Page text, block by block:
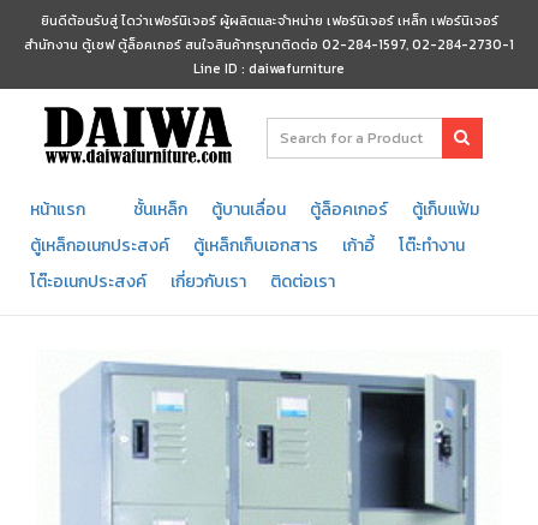
ยินดีต้อนรับสู่ ไดว่าเฟอร์นิเจอร์ ผู้ผลิตและจำหน่าย เฟอร์นิเจอร์ เหล็ก เฟอร์นิเจอร์
สำนักงาน ตู้เซฟ ตู้ล็อคเกอร์ สนใจสินค้ากรุณาติดต่อ 02-284-1597, 02-284-2730-1
Line ID : daiwafurniture
หน้าแรก ชั้นเหล็ก ตู้บานเลื่อน ตู้ล็อคเกอร์
ตู้เก็บแฟ้ม
ตู้เหล็กอเนกประสงค์
ตู้เหล็กเก็บเอกสาร เก้าอี้
โต๊ะทำงาน
โต๊ะอเนกประสงค์
เกี่ยวกับเรา ติดต่อเรา